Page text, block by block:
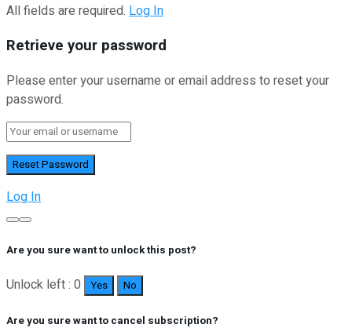
All fields are required. Log In
Retrieve your password
Please enter your username or email address to reset your
password.
Log In
Are you sure want to unlock this post?
Unlock left : 0 Yes No
Are you sure want to cancel subscription?